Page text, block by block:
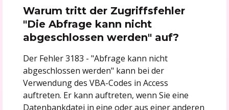
Warum tritt der Zugriffsfehler
"Die Abfrage kann nicht
abgeschlossen werden" auf?
Der Fehler 3183 - "Abfrage kann nicht
abgeschlossen werden" kann bei der
Verwendung des VBA-Codes in Access
auftreten. Er kann auftreten, wenn Sie eine
Datenbankdatei in eine oder aus einer anderen